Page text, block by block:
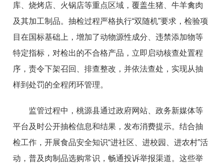
库、烧烤店、火锅店等重点区域，覆盖生猪、牛羊禽肉
及其加工制品。抽检过程严格执行“双随机”要求，检验项
目在国标基础上，增加了动物源性成分、违禁添加物等
特定指标，对检出的不合格产品，立即启动核查处置程
序，责令下架召回、排查整改，并依法查处，实现从抽
样到处罚的全程闭环管理。
监管过程中，桃源县通过政府网站、政务新媒体等
平台及时公开抽检信息和结果，发布消费提示。结合抽
检工作，开展食品安全知识“进社区、进校园、进农村”活
动，普及肉制品选购常识，畅通投诉举报渠道。这些举